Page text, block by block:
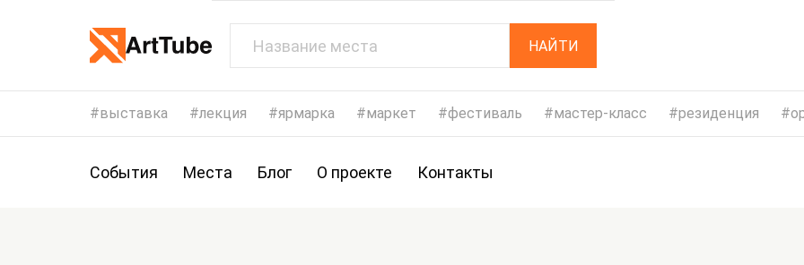
НАЙТИ
выставка лекция ярмарка маркет фестиваль мастер-класс резиденция
События Места Блог О проекте Контакты